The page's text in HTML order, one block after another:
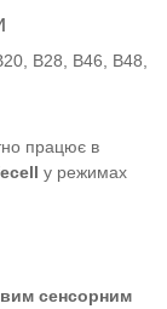
B28, B46, B48,
працює в
у режимах
сенсорним